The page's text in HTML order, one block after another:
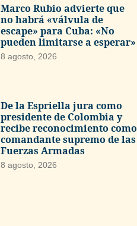
Marco Rubio advierte que
no habrá «válvula de
escape» para Cuba: «No
pueden limitarse a esperar»
8 agosto, 2026
De la Espriella jura como
presidente de Colombia y
recibe reconocimiento como
comandante supremo de las
Fuerzas Armadas
8 agosto, 2026